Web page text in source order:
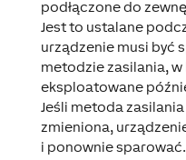
podłączone do
Jest to ustalane
urządzenie musi być
metodzie zasilania,
eksploatowane
Jeśli metoda
zmieniona,
i ponownie sparować.